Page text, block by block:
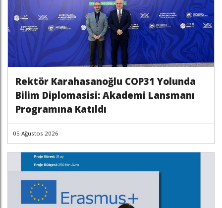
Rektör Karahasanoğlu COP31 Yolunda
Bilim Diplomasisi: Akademi Lansmanı
Programına Katıldı
05 Ağustos 2026